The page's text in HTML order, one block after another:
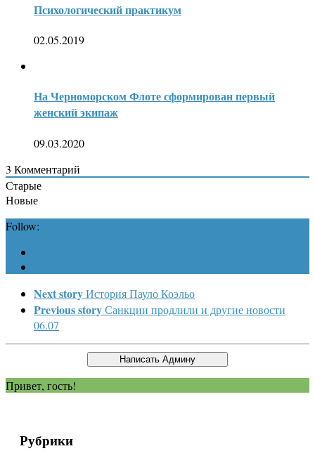
Психологический практикум
02.05.2019
На Черноморском Флоте сформирован первый
женский экипаж
09.03.2020
3 Комментарий
Старые
Новые
Follow:
Next storyИстория Пауло Коэльо
Previous storyСанкции продлили и другие новости
06.07
Привет, гость!
Рубрики